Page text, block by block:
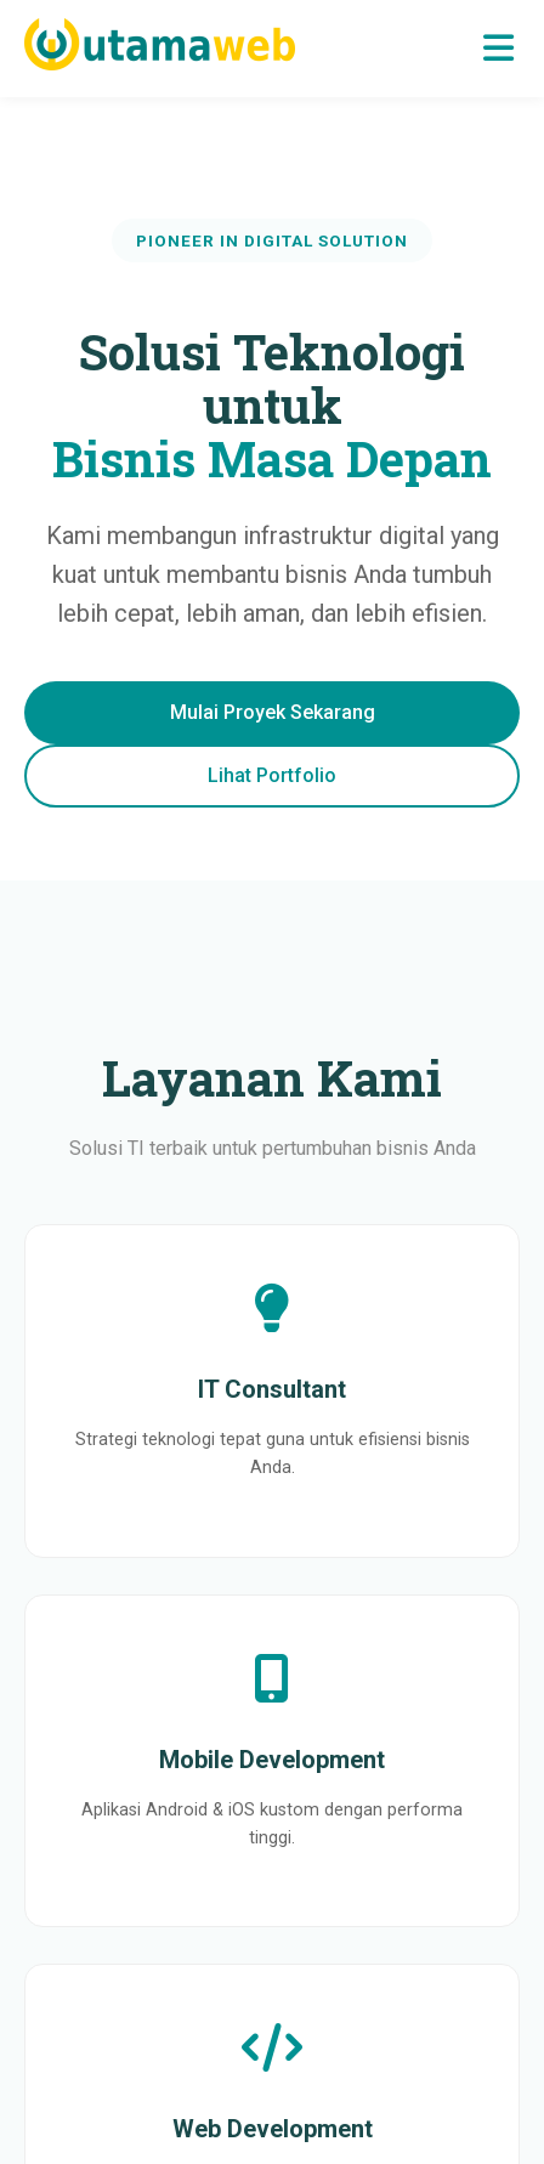
content
PIONEER IN DIGITAL SOLUTION
Solusi Teknologi
untuk
Bisnis Masa Depan
Kami membangun infrastruktur digital yang
kuat untuk membantu bisnis Anda tumbuh
lebih cepat, lebih aman, dan lebih efisien.
Mulai Proyek Sekarang
Lihat Portfolio
Layanan Kami
Solusi TI terbaik untuk pertumbuhan bisnis Anda
IT Consultant
Strategi teknologi tepat guna untuk efisiensi bisnis
Anda.
Mobile Development
Aplikasi Android & iOS kustom dengan performa
tinggi.
Web Development